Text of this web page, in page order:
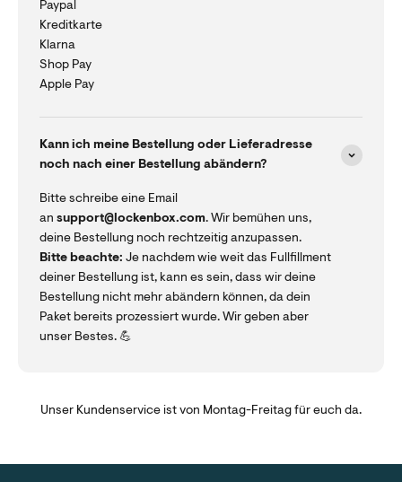
Paypal
Kreditkarte
Klarna
Shop Pay
Apple Pay
Kann ich meine Bestellung oder Lieferadresse
noch nach einer Bestellung abändern?
Bitte schreibe eine Email
an support@lockenbox.com. Wir bemühen uns,
deine Bestellung noch rechtzeitig anzupassen.
Bitte beachte: Je nachdem wie weit das Fullfillment
deiner Bestellung ist, kann es sein, dass wir deine
Bestellung nicht mehr abändern können, da dein
Paket bereits prozessiert wurde. Wir geben aber
unser Bestes. 💪
Unser Kundenservice ist von Montag-Freitag für euch da.